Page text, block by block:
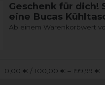
Geschenk für dich!
eine Bucas
Ab einem Warenkorbwert
0,00 € / 100,00 € – 199,99 €